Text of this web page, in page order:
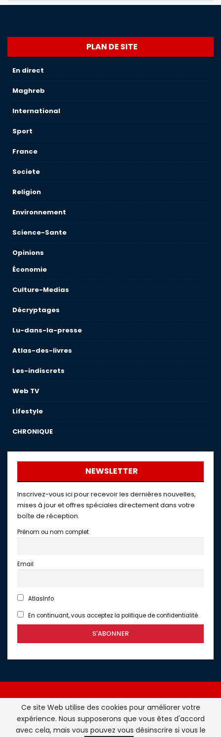
PLAN DE SITE
En direct
Maghreb
International
Sport
France
Societe
Religion
Environnement
Science-Sante
Opinions
Économie
Culture-Medias
Décryptages
Lu-dans-la-presse
Atlas-des-livres
Les-indiscrets
Web TV
Lifestyle
CHRONIQUE
NEWSLETTER
Inscrivez-vous ici pour recevoir les dernières nouvelles,
mises à jour et offres spéciales directement dans votre
boîte de réception.
Prénom ou nom complet
Email
AtlasInfo
En continuant, vous acceptez la politique de confidentialité
Atlasinfo.fr : l'essentiel de l'actualité de la France et du
Maghreb © Tous Droits Réservés - Atlasinfo- 2026
Ce site Web utilise des cookies pour améliorer votre
expérience. Nous supposerons que vous êtes d'accord
avec cela, mais vous pouvez vous désinscrire si vous le